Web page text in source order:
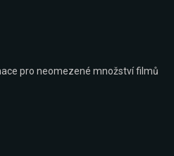
pro neomezené množství filmů